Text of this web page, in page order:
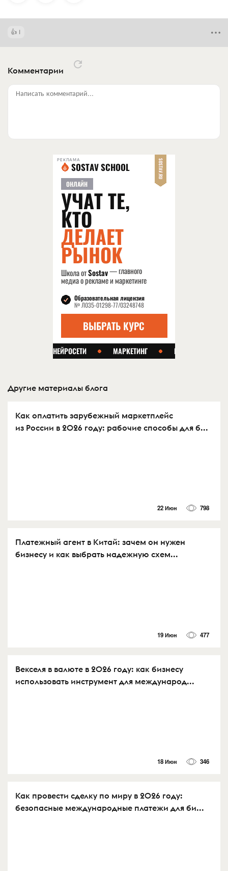
1
Комментарии
Написать комментарий...
РЕКЛАМА
Другие материалы блога
Как оплатить зарубежный маркетплейс
из России в 2026 году: рабочие способы для б...
22 Июн 798
Платежный агент в Китай: зачем он нужен
бизнесу и как выбрать надежную схем...
19 Июн 477
Векселя в валюте в 2026 году: как бизнесу
использовать инструмент для международ...
18 Июн 346
Как провести сделку по миру в 2026 году:
безопасные международные платежи для би...